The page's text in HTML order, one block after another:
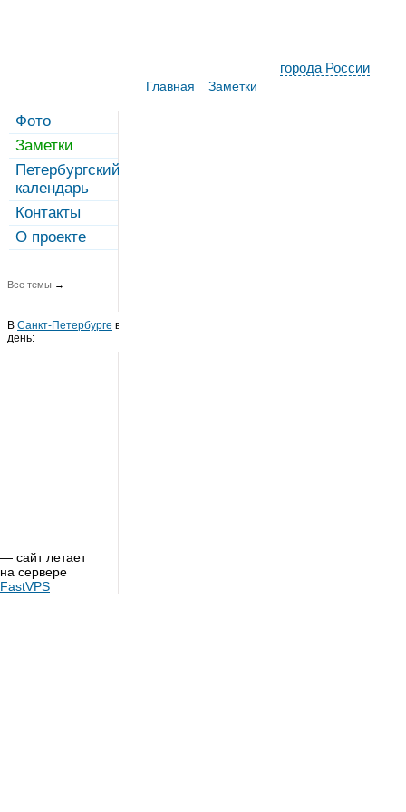
города России
Фото
Заметки
Петербургский
календарь
Контакты
О проекте
Все темы →
В Санкт-Петербурге в этот
день:
— сайт летает
на сервере
FastVPS
Главная Заметки